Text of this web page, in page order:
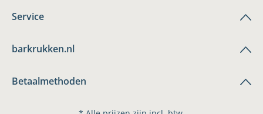
Service
barkrukken.nl
Betaalmethoden